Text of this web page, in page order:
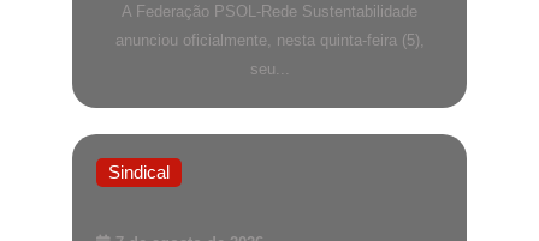
A Federação PSOL-Rede Sustentabilidade
anunciou oficialmente, nesta quinta-feira (5),
seu...
Sindical